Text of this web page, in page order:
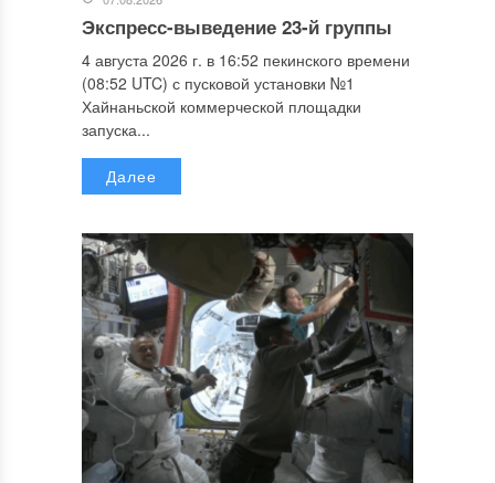
Экспресс-выведение 23-й группы
4 августа 2026 г. в 16:52 пекинского времени
(08:52 UTC) с пусковой установки №1
Хайнаньской коммерческой площадки
запуска...
Далее